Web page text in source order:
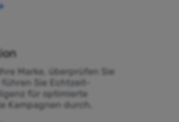
Marke, überprüfen Sie
Sie Echtzeit-
für optimierte
Kampagnen durch.